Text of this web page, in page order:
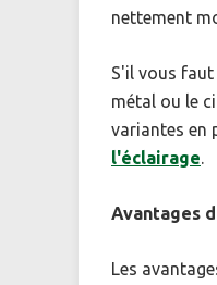
nettement
S'il vous
métal ou le
variantes en
l'éclairage.
Avantages
Les